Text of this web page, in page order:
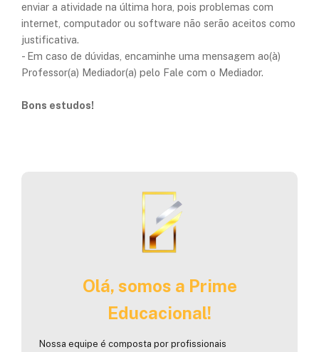
enviar a atividade na última hora, pois problemas com
internet, computador ou software não serão aceitos como
justificativa.
- Em caso de dúvidas, encaminhe uma mensagem ao(à)
Professor(a) Mediador(a) pelo Fale com o Mediador.
Bons estudos!
Olá, somos a Prime
Educacional!
Nossa equipe é composta por profissionais